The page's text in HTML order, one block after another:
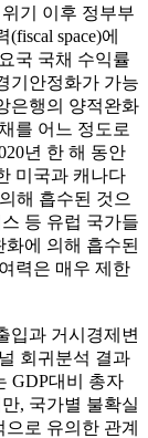
기 이후 정부부
space)에
국 국채 수익률
기안정화가 가능
은행의 양적완화
를 어느 정도로
년 한 해 동안
미국과 캐나다
해 흡수된 것으
등 유럽 국가들
에 의해 흡수된
력은 매우 제한
입과 거시경제변
회귀분석 결과
GDP대비 총자
, 국가별 불확실
로 유의한 관계